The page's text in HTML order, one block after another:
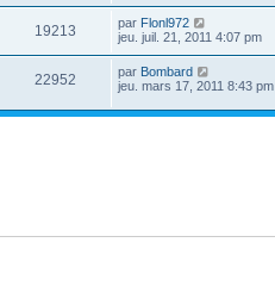
19213 par Flonl972
jeu. juil. 21, 2011 4:07 pm
22952 par Bombard
jeu. mars 17, 2011 8:43 pm